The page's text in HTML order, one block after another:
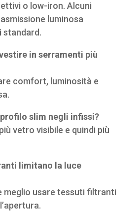
o low-iron. Alcuni
luminosa
standard.
in serramenti più
comfort, luminosità e
slim negli infissi?
vetro visibile e quindi più
limitano la luce
meglio usare tessuti filtranti